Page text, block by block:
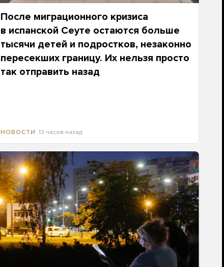
После миграционного кризиса
в испанской Сеуте остаются больше
тысячи детей и подростков, незаконно
пересекших границу. Их нельзя просто
так отправить назад
НОВОСТИ 13 часов назад